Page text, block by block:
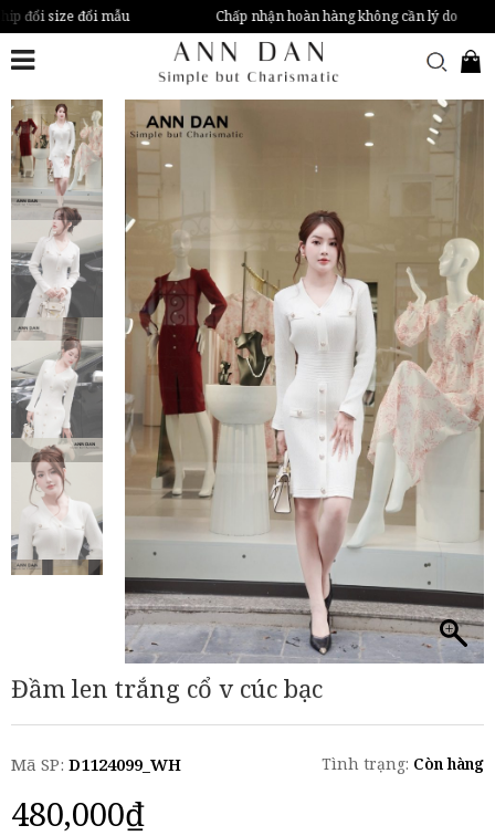
đổi size đổi mẫu Chấp nhận hoàn hàng không cần lý do
Đầm len trắng cổ v cúc bạc
Mã SP: D1124099_WH Tình trạng: Còn hàng
480,000₫